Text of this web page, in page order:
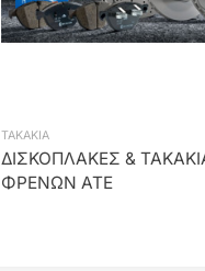
ΤΑΚΑΚΙΑ
ΔΙΣΚΟΠΛΑΚΕΣ &
ΦΡΕΝΩΝ ATE